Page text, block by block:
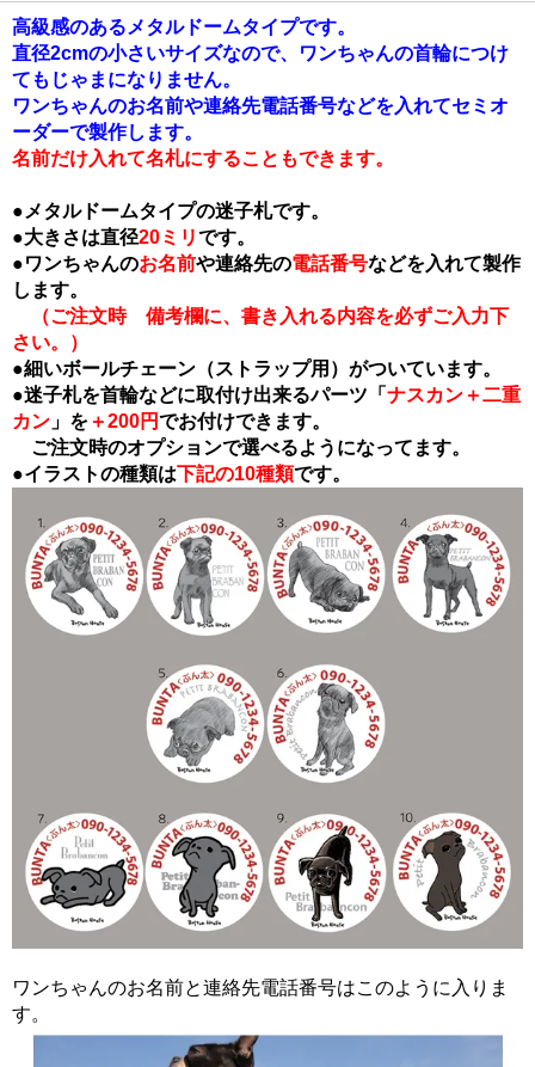
高級感のあるメタルドームタイプです。
直径2cmの小さいサイズなので、ワンちゃんの首輪につけ
てもじゃまになりません。
ワンちゃんのお名前や連絡先電話番号などを入れてセミオ
ーダーで製作します。
名前だけ入れて名札にすることもできます。
●メタルドームタイプの迷子札です。
●大きさは直径20ミリです。
●ワンちゃんのお名前や連絡先の電話番号などを入れて製作
します。
（ご注文時 備考欄に、書き入れる内容を必ずご入力下
さい。）
●細いボールチェーン（ストラップ用）がついています。
●迷子札を首輪などに取付け出来るパーツ「 ナスカン＋二重
カン 」を＋200円でお付けできます。
ご注文時のオプションで選べるようになってます。
●イラストの種類は下記の10種類です。
ワンちゃんのお名前と連絡先電話番号はこのように入りま
す。